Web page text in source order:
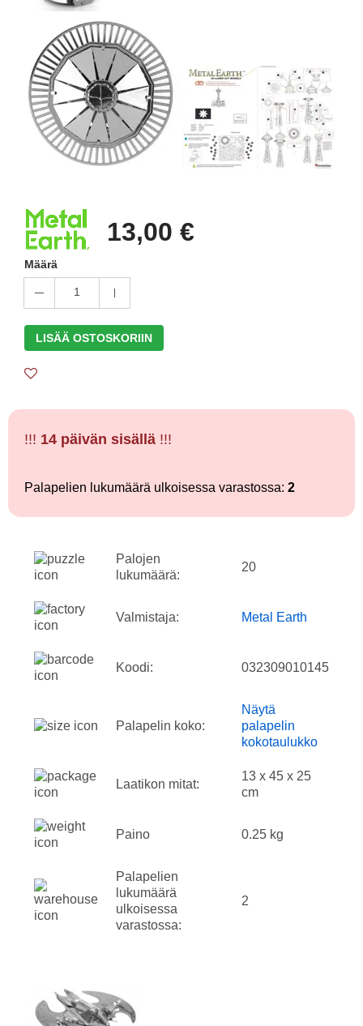
13,00 €
Määrä
1
LISÄÄ OSTOSKORIIN
!!! 14 päivän sisällä !!!
Palapelien lukumäärä ulkoisessa varastossa: 2
Palojen
lukumäärä:
20
Valmistaja: Metal Earth
Koodi: 032309010145
Palapelin koko:
Näytä
palapelin
kokotaulukko
Laatikon mitat:
13 x 45 x 25
cm
Paino 0.25 kg
Palapelien
lukumäärä
ulkoisessa
varastossa:
2